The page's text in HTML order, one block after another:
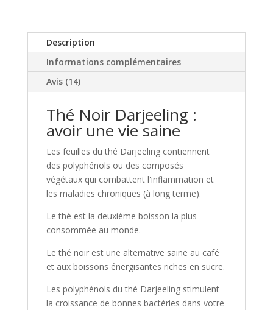
décaféiné
:
le
meilleur
monde
Description
Informations complémentaires
Avis (14)
Thé Noir Darjeeling :
avoir une vie saine
Les feuilles du thé Darjeeling contiennent
des polyphénols ou des composés
végétaux qui combattent l'inflammation et
les maladies chroniques (à long terme).
Le thé est la deuxième boisson la plus
consommée au monde.
Le thé noir est une alternative saine au café
et aux boissons énergisantes riches en sucre.
Les polyphénols du thé Darjeeling stimulent
la croissance de bonnes bactéries dans votre